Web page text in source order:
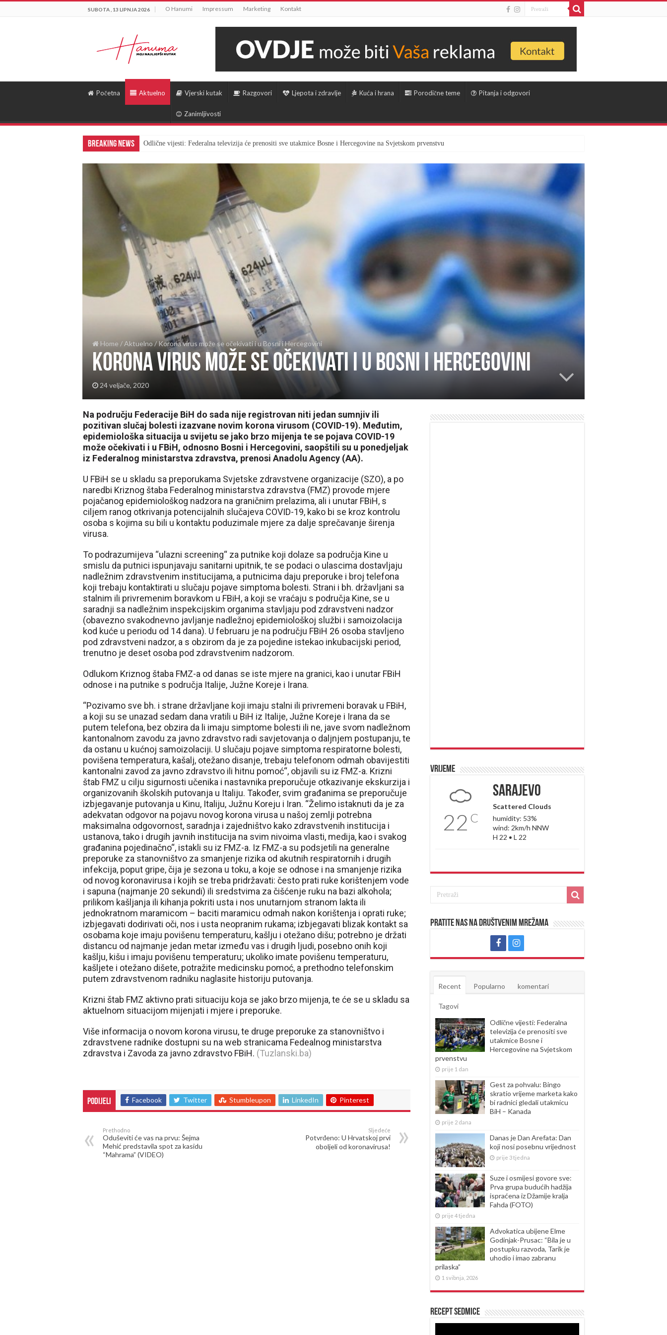
SUBOTA , 13 LIPNJA 2026 O Hanumi Impressum Marketing Kontakt
Početna Aktuelno Vjerski kutak Razgovori Ljepota i zdravlje Kuća i hrana Porodične teme Pitanja i odgovori
Zanimljivosti
Breaking News Odlične vijesti: Federalna televizija će prenositi sve utakmice Bosne i Hercegovine na Svjetskom prvenstvu
Home /Aktuelno/Korona virus može se očekivati i u Bosni i Hercegovini
Korona virus može se očekivati i u Bosni i Hercegovini
24 veljače, 2020
Na području Federacije BiH do sada nije registrovan niti jedan sumnjiv ili
pozitivan slučaj bolesti izazvane novim korona virusom (COVID-19). Međutim,
epidemiološka situacija u svijetu se jako brzo mijenja te se pojava COVID-19
može očekivati i u FBiH, odnosno Bosni i Hercegovini, saopštili su u ponedjeljak
iz Federalnog ministarstva zdravstva, prenosi Anadolu Agency (AA).
U FBiH se u skladu sa preporukama Svjetske zdravstvene organizacije (SZO), a po
naredbi Kriznog štaba Federalnog ministarstva zdravstva (FMZ) provode mjere
pojačanog epidemiološkog nadzora na graničnim prelazima, ali i unutar FBiH, s
ciljem ranog otkrivanja potencijalnih slučajeva COVID-19, kako bi se kroz kontrolu
osoba s kojima su bili u kontaktu poduzimale mjere za dalje sprečavanje širenja
virusa.
To podrazumijeva “ulazni screening“ za putnike koji dolaze sa područja Kine u
smislu da putnici ispunjavaju sanitarni upitnik, te se podaci o ulascima dostavljaju
nadležnim zdravstvenim institucijama, a putnicima daju preporuke i broj telefona
koji trebaju kontaktirati u slučaju pojave simptoma bolesti. Strani i bh. državljani sa
stalnim ili privremenim boravkom u FBiH, a koji se vraćaju s područja Kine, se u
saradnji sa nadležnim inspekcijskim organima stavljaju pod zdravstveni nadzor
(obavezno svakodnevno javljanje nadležnoj epidemiološkoj službi i samoizolacija
kod kuće u periodu od 14 dana). U februaru je na području FBiH 26 osoba stavljeno
pod zdravstveni nadzor, a s obzirom da je za pojedine istekao inkubacijski period,
trenutno je deset osoba pod zdravstvenim nadzorom.
Odlukom Kriznog štaba FMZ-a od danas se iste mjere na granici, kao i unutar FBiH
odnose i na putnike s područja Italije, Južne Koreje i Irana.
“Pozivamo sve bh. i strane državljane koji imaju stalni ili privremeni boravak u FBiH,
a koji su se unazad sedam dana vratili u BiH iz Italije, Južne Koreje i Irana da se
putem telefona, bez obzira da li imaju simptome bolesti ili ne, jave svom nadležnom
kantonalnom zavodu za javno zdravstvo radi savjetovanja o daljnjem postupanju, te
da ostanu u kućnoj samoizolaciji. U slučaju pojave simptoma respiratorne bolesti,
povišena temperatura, kašalj, otežano disanje, trebaju telefonom odmah obavijestiti
kantonalni zavod za javno zdravstvo ili hitnu pomoć“, objavili su iz FMZ-a. Krizni
štab FMZ u cilju sigurnosti učenika i nastavnika preporučuje otkazivanje ekskurzija i
organizovanih školskih putovanja u Italiju. Također, svim građanima se preporučuje
izbjegavanje putovanja u Kinu, Italiju, Južnu Koreju i Iran. “Želimo istaknuti da je za
adekvatan odgovor na pojavu novog korona virusa u našoj zemlji potrebna
maksimalna odgovornost, saradnja i zajedništvo kako zdravstvenih institucija i
ustanova, tako i drugih javnih institucija na svim nivoima vlasti, medija, kao i svakog
građanina pojedinačno“, istakli su iz FMZ-a. Iz FMZ-a su podsjetili na generalne
preporuke za stanovništvo za smanjenje rizika od akutnih respiratornih i drugih
infekcija, poput gripe, čija je sezona u toku, a koje se odnose i na smanjenje rizika
od novog koronavirusa i kojih se treba pridržavati: često prati ruke korištenjem vode
i sapuna (najmanje 20 sekundi) ili sredstvima za čišćenje ruku na bazi alkohola;
prilikom kašljanja ili kihanja pokriti usta i nos unutarnjom stranom lakta ili
jednokratnom maramicom – baciti maramicu odmah nakon korištenja i oprati ruke;
izbjegavati dodirivati oči, nos i usta neopranim rukama; izbjegavati blizak kontakt sa
osobama koje imaju povišenu temperaturu, kašlju i otežano dišu; potrebno je držati
distancu od najmanje jedan metar između vas i drugih ljudi, posebno onih koji
kašlju, kišu i imaju povišenu temperaturu; ukoliko imate povišenu temperaturu,
kašljete i otežano dišete, potražite medicinsku pomoć, a prethodno telefonskim
putem zdravstvenom radniku naglasite historiju putovanja.
Krizni štab FMZ aktivno prati situaciju koja se jako brzo mijenja, te će se u skladu sa
aktuelnom situacijom mijenjati i mjere i preporuke.
Više informacija o novom korona virusu, te druge preporuke za stanovništvo i
zdravstvene radnike dostupni su na web stranicama Fedealnog ministarstva
zdravstva i Zavoda za javno zdravstvo FBiH. (Tuzlanski.ba)
Podijeli Facebook Twitter Stumbleupon LinkedIn Pinterest
Prethodno
Oduševiti će vas na prvu: Šejma
Mehić predstavila spot za kasidu
“Mahrama” (VIDEO)
Sljedeće
Potvrđeno: U Hrvatskoj prvi
oboljeli od koronavirusa!
Vrijeme
22 C
Sarajevo
Scattered Clouds
humidity: 53%
wind: 2km/h NNW
H 22 • L 22
Pratite nas na društvenim mrežama
Recent Popularno komentari
Tagovi
Odlične vijesti: Federalna
televizija će prenositi sve
utakmice Bosne i
Hercegovine na Svjetskom
prvenstvu
prije 1 dan
Gest za pohvalu: Bingo
skratio vrijeme marketa kako
bi radnici gledali utakmicu
BiH – Kanada
prije 2 dana
Danas je Dan Arefata: Dan
koji nosi posebnu vrijednost
prije 3 tjedna
Suze i osmijesi govore sve:
Prva grupa budućih hadžija
ispraćena iz Džamije kralja
Fahda (FOTO)
prije 4 tjedna
Advokatica ubijene Elme
Godinjak-Prusac: “Bila je u
postupku razvoda, Tarik je
uhodio i imao zabranu
prilaska”
1 svibnja, 2026
Recept sedmice